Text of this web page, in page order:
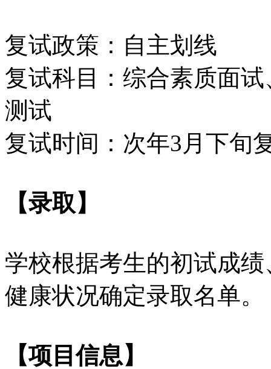
复试政策：自主划线
复试科目：综合素质面
测试
复试时间：次年3月下旬
【录取】
学校根据考生的初试成
健康状况确定录取名单。
【项目信息】